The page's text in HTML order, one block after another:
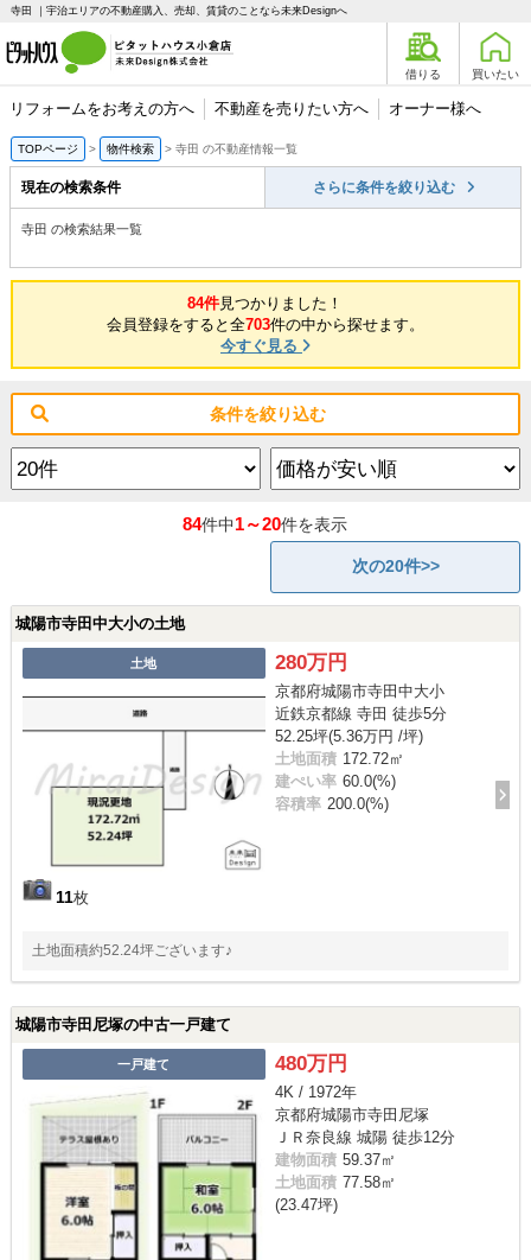
寺田 ｜宇治エリアの不動産購入、売却、賃貸のことなら未来Designへ
借りる 買いたい
リフォームをお考えの方へ 不動産を売りたい方へ オーナー様へ
TOPページ 物件検索 寺田 の不動産情報一覧
現在の検索条件 さらに条件を絞り込む
寺田 の検索結果一覧
84件見つかりました！
会員登録をすると全703件の中から探せます。
今すぐ見る
条件を絞り込む
84件中1～20件を表示
次の20件>>
城陽市寺田中大小の土地
土地
11枚
280万円
京都府城陽市寺田中大小
近鉄京都線 寺田 徒歩5分
52.25坪(5.36万円 /坪)
土地面積 172.72㎡
建ぺい率 60.0(%)
容積率 200.0(%)
土地面積約52.24坪ございます♪
城陽市寺田尼塚の中古一戸建て
一戸建て 480万円
4K / 1972年
京都府城陽市寺田尼塚
ＪＲ奈良線 城陽 徒歩12分
建物面積 59.37㎡
土地面積 77.58㎡
(23.47坪)